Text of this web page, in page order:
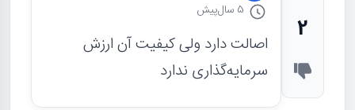
2
5 سال پیش
اصالت دارد ولی کیفیت آن ارزش
سرمایه‌گذاری ندارد